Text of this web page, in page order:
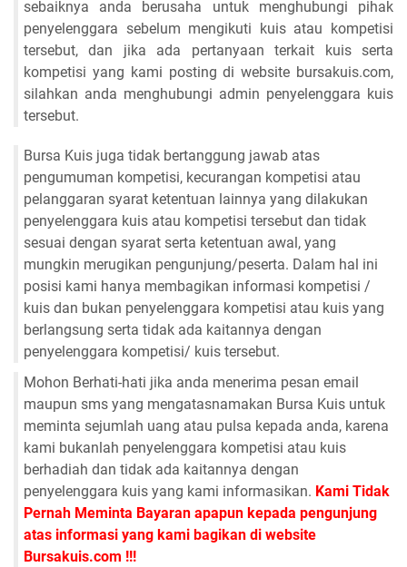
sebaiknya anda berusaha untuk menghubungi pihak
penyelenggara sebelum mengikuti kuis atau kompetisi
tersebut, dan jika ada pertanyaan terkait kuis serta
kompetisi yang kami posting di website bursakuis.com,
silahkan anda menghubungi admin penyelenggara kuis
tersebut.
Bursa Kuis juga tidak bertanggung jawab atas
pengumuman kompetisi, kecurangan kompetisi atau
pelanggaran syarat ketentuan lainnya yang dilakukan
penyelenggara kuis atau kompetisi tersebut dan tidak
sesuai dengan syarat serta ketentuan awal, yang
mungkin merugikan pengunjung/peserta. Dalam hal ini
posisi kami hanya membagikan informasi kompetisi /
kuis dan bukan penyelenggara kompetisi atau kuis yang
berlangsung serta tidak ada kaitannya dengan
penyelenggara kompetisi/ kuis tersebut.
Mohon Berhati-hati jika anda menerima pesan email
maupun sms yang mengatasnamakan Bursa Kuis untuk
meminta sejumlah uang atau pulsa kepada anda, karena
kami bukanlah penyelenggara kompetisi atau kuis
berhadiah dan tidak ada kaitannya dengan
penyelenggara kuis yang kami informasikan. Kami Tidak
Pernah Meminta Bayaran apapun kepada pengunjung
atas informasi yang kami bagikan di website
Bursakuis.com !!!